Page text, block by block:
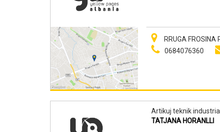
RRUGA
0684076360
Artikuj teknik
TATJANA HORANLLI